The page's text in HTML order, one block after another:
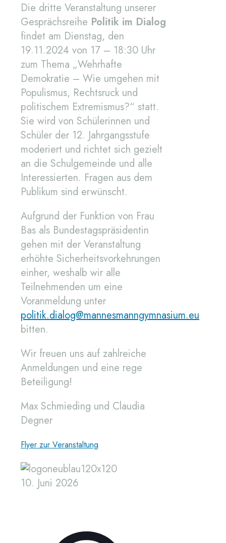
Die dritte Veranstaltung unserer
Gesprächsreihe Politik im Dialog
findet am Dienstag, den
19.11.2024 von 17 – 18:30 Uhr
zum Thema „Wehrhafte
Demokratie – Wie umgehen mit
Populismus, Rechtsruck und
politischem Extremismus?“ statt.
Sie wird von Schülerinnen und
Schüler der 12. Jahrgangsstufe
moderiert und richtet sich gezielt
an die Schulgemeinde und alle
Interessierten. Fragen aus dem
Publikum sind erwünscht.
Aufgrund der Funktion von Frau
Bas als Bundestagspräsidentin
gehen mit der Veranstaltung
erhöhte Sicherheitsvorkehrungen
einher, weshalb wir alle
Teilnehmenden um eine
Voranmeldung unter
politik.dialog@mannesmanngymnasium.eu
bitten.
Wir freuen uns auf zahlreiche
Anmeldungen und eine rege
Beteiligung!
Max Schmieding und Claudia
Degner
Flyer zur Veranstaltung
10. Juni 2026